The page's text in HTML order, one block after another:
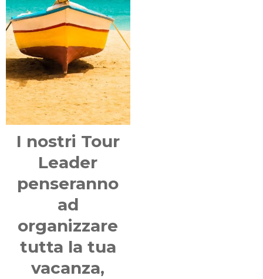
I nostri Tour
Leader
penseranno
ad
organizzare
tutta la tua
vacanza,